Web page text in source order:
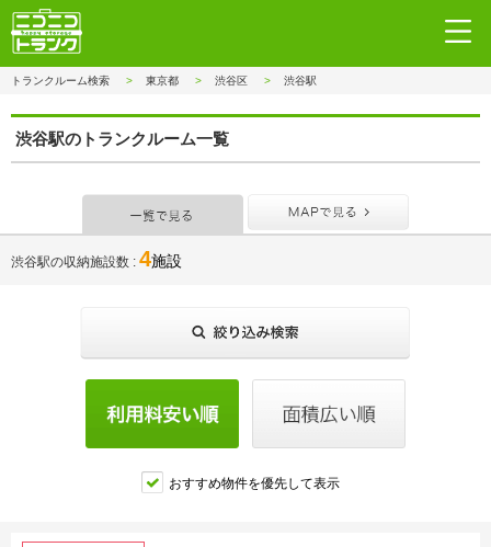
トランクルーム検索 東京都 渋谷区 渋谷駅
渋谷駅のトランクルーム一覧
渋谷駅の収納施設数 4施設
おすすめ物件を優先して表示